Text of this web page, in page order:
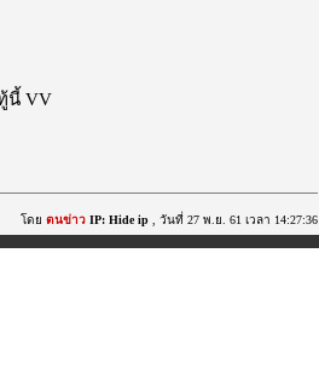
นี้ VV
โดย ตนข่าว IP: Hide ip , วันที่ 27 พ.ย. 61 เวลา 14:27:36